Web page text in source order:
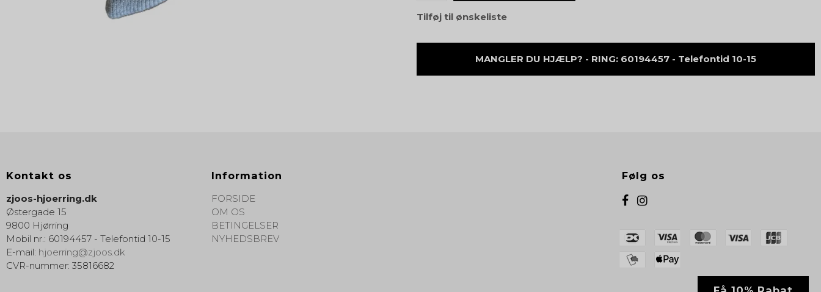
Tilføj til ønskeliste
MANGLER DU HJÆLP? - RING: 60194457 - Telefontid 10-15
Kontakt os
zjoos-hjoerring.dk
Østergade 15
9800 Hjørring
Mobil nr.: 60194457 - Telefontid 10-15
E-mail: hjoerring@zjoos.dk
CVR-nummer: 35816682
Information
FORSIDE
OM OS
BETINGELSER
NYHEDSBREV
Følg os